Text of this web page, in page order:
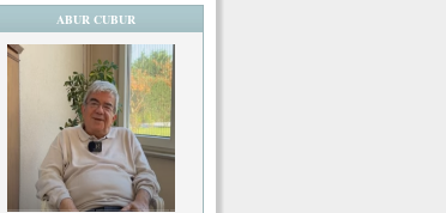
ABUR CUBUR